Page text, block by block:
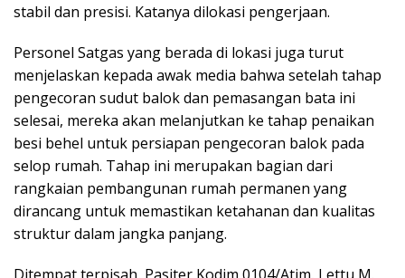
stabil dan presisi. Katanya dilokasi pengerjaan.
Personel Satgas yang berada di lokasi juga turut
menjelaskan kepada awak media bahwa setelah tahap
pengecoran sudut balok dan pemasangan bata ini
selesai, mereka akan melanjutkan ke tahap penaikan
besi behel untuk persiapan pengecoran balok pada
selop rumah. Tahap ini merupakan bagian dari
rangkaian pembangunan rumah permanen yang
dirancang untuk memastikan ketahanan dan kualitas
struktur dalam jangka panjang.
Ditempat terpisah, Pasiter Kodim 0104/Atim, Lettu M.